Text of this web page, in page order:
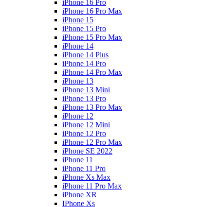
iPhone 16 Pro
iPhone 16 Pro Max
iPhone 15
iPhone 15 Pro
iPhone 15 Pro Max
iPhone 14
iPhone 14 Plus
iPhone 14 Pro
iPhone 14 Pro Max
iPhone 13
iPhone 13 Mini
iPhone 13 Pro
iPhone 13 Pro Max
iPhone 12
iPhone 12 Mini
iPhone 12 Pro
iPhone 12 Pro Max
iPhone SE 2022
iPhone 11
iPhone 11 Pro
iPhone Xs Max
iPhone 11 Pro Max
iPhone XR
IPhone Xs